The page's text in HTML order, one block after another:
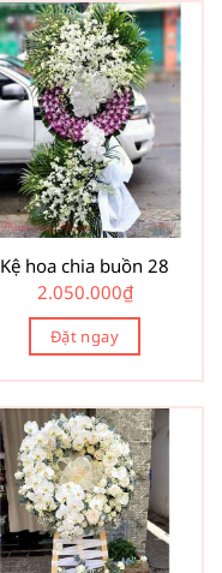
Kệ hoa chia buồn 28
2.050.000₫
Đặt ngay